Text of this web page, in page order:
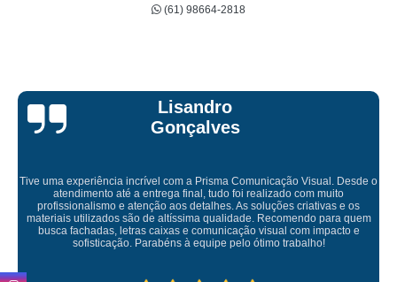
(61) 98664-2818
Bruna Eduarda
Empresa maravilhosa, entregue antes do prazo e a instalação da lona
ficou perfeita, indico de olhos fechados